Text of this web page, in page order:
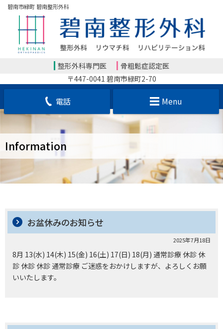
碧南市緑町 碧南整形外科
整形外科専門医
骨粗鬆症認定医
〒447-0041 碧南市緑町2-70
Information
お盆休みのお知らせ
2025年7月18日
8月 13(水) 14(木) 15(金) 16(土) 17(日) 18(月) 通常診療 休診 休
診 休診 休診 通常診療 ご迷惑をおかけしますが、よろしくお願
いいたします。
Menu
電話